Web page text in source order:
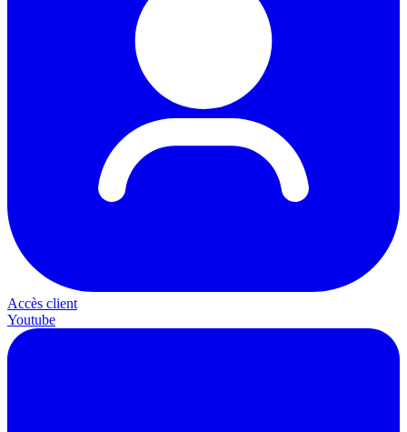
Accès client
Youtube